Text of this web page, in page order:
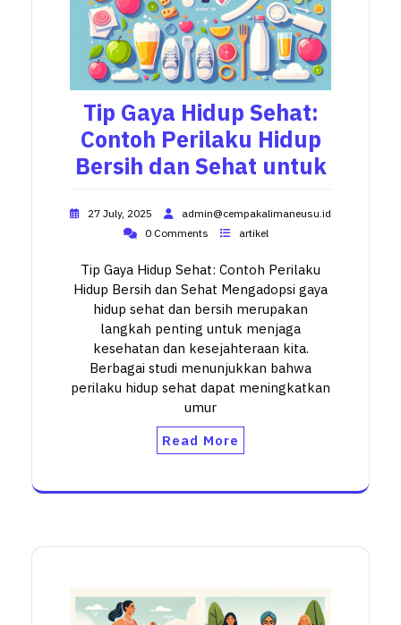
Tip Gaya Hidup Sehat:
Contoh Perilaku Hidup
Bersih dan Sehat untuk
27 July, 2025
admin@cempakalimaneusu.id
0 Comments
artikel
Tip Gaya Hidup Sehat: Contoh Perilaku
Hidup Bersih dan Sehat Mengadopsi gaya
hidup sehat dan bersih merupakan
langkah penting untuk menjaga
kesehatan dan kesejahteraan kita.
Berbagai studi menunjukkan bahwa
perilaku hidup sehat dapat meningkatkan
umur
Read More